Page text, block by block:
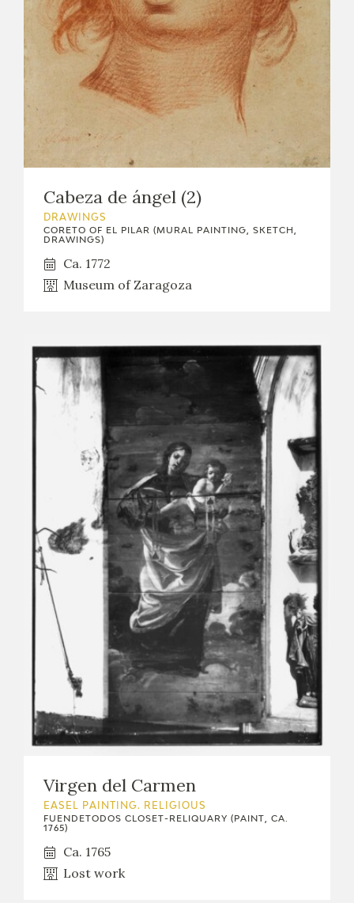
Cabeza de ángel (2)
DRAWINGS
CORETO OF EL PILAR (MURAL PAINTING, SKETCH,
DRAWINGS)
Ca. 1772
Museum of Zaragoza
Virgen del Carmen
EASEL PAINTING. RELIGIOUS
FUENDETODOS CLOSET-RELIQUARY (PAINT, CA.
1765)
Ca. 1765
Lost work